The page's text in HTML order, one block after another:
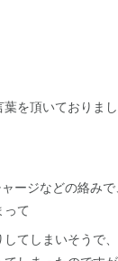
を頂いておりま
ージなどの絡み
って
てしまいそうで